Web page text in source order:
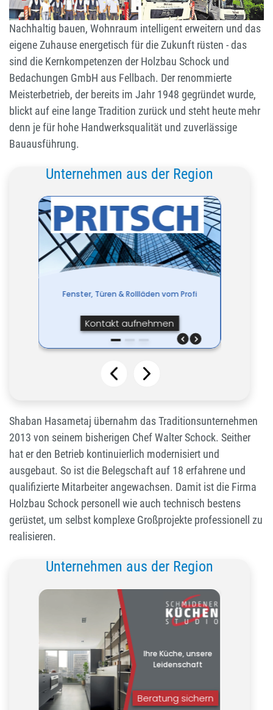
Nachhaltig bauen, Wohnraum intelligent erweitern und das
eigene Zuhause energetisch für die Zukunft rüsten - das
sind die Kernkompetenzen der Holzbau Schock und
Bedachungen GmbH aus Fellbach. Der renommierte
Meisterbetrieb, der bereits im Jahr 1948 gegründet wurde,
blickt auf eine lange Tradition zurück und steht heute mehr
denn je für hohe Handwerksqualität und zuverlässige
Bauausführung.
Unternehmen aus der Region
Shaban Hasametaj übernahm das Traditionsunternehmen
2013 von seinem bisherigen Chef Walter Schock. Seither
hat er den Betrieb kontinuierlich modernisiert und
ausgebaut. So ist die Belegschaft auf 18 erfahrene und
qualifizierte Mitarbeiter angewachsen. Damit ist die Firma
Holzbau Schock personell wie auch technisch bestens
gerüstet, um selbst komplexe Großprojekte professionell zu
realisieren.
Unternehmen aus der Region